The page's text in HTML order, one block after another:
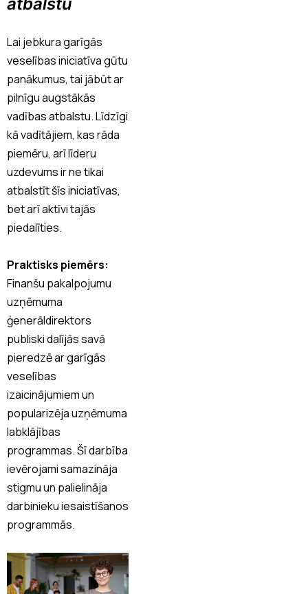
Lai jebkura garīgās
veselības iniciatīva gūtu
panākumus, tai jābūt ar
pilnīgu augstākās
vadības atbalstu. Līdzīgi
kā vadītājiem, kas rāda
piemēru, arī līderu
uzdevums ir ne tikai
atbalstīt šīs iniciatīvas,
bet arī aktīvi tajās
piedalīties.
Praktisks piemērs:
Finanšu pakalpojumu
uzņēmuma
ģenerāldirektors
publiski dalījās savā
pieredzē ar garīgās
veselības
izaicinājumiem un
popularizēja uzņēmuma
labklājības
programmas. Šī darbība
ievērojami samazināja
stigmu un palielināja
darbinieku iesaistīšanos
programmās.